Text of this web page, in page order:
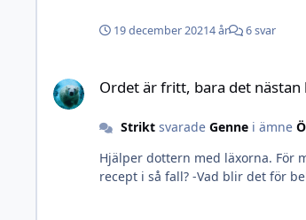
19 december 20214 år 6 svar
Ordet är fritt, bara det
Striktsvarade Gennei ämne
Hjälper dottern med läxorna. För mig väcks lite tilläggsfrågor: -Kul med Shallow reef men